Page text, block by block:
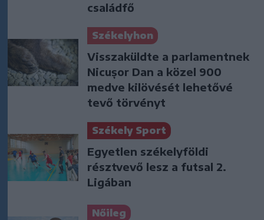
családfő
Székelyhon
Visszaküldte a parlamentnek
Nicușor Dan a közel 900
medve kilövését lehetővé
tevő törvényt
Székely Sport
Egyetlen székelyföldi
résztvevő lesz a futsal 2.
Ligában
Nőileg